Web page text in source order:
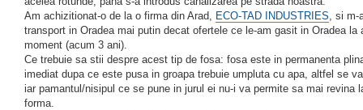
Am achizitionat-o de la o firma din Arad, ECO-TAD INDUSTRIES , si
transport in Oradea mai putin decat ofertele ce le-am gasit in Oradea la
moment (acum 3 ani).
Ce trebuie sa stii despre acest tip de fosa: fosa este in permanenta
imediat dupa ce este pusa in groapa trebuie umpluta cu apa, altfel se
iar pamantul/nisipul ce se pune in jurul ei nu-i va permite sa mai revina
forma.